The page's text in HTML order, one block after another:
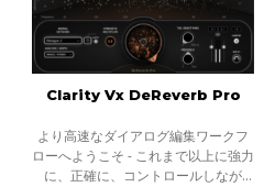
Clarity Vx DeReverb Pro
より高速なダイアログ編集ワークフ
ローへようこそ - これまで以上に強力
に、正確に、コントロールしなが